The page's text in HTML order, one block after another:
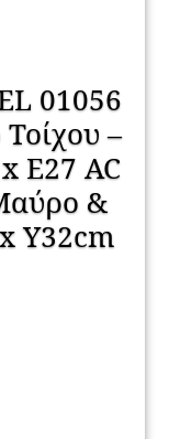
01056
–
E27 AC
&
Υ32cm